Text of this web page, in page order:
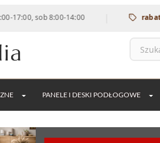
sob 8:00-14:00 rabat
PANELE I DESKI PODŁOGOWE